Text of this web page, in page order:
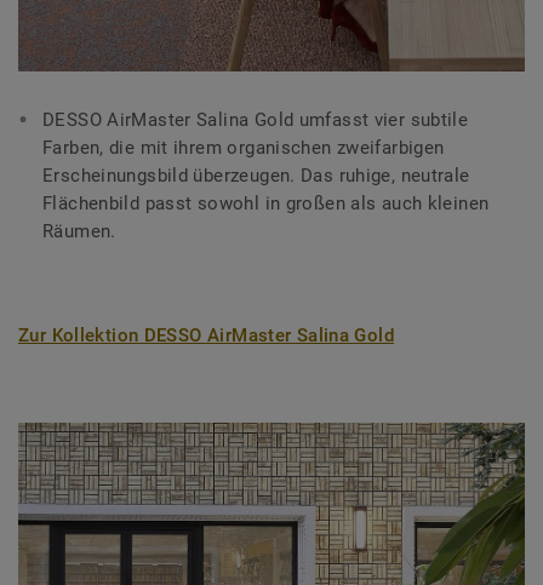
DESSO AirMaster Salina Gold umfasst vier subtile
Farben, die mit ihrem organischen zweifarbigen
Erscheinungsbild überzeugen. Das ruhige, neutrale
Flächenbild passt sowohl in großen als auch kleinen
Räumen.
Zur Kollektion DESSO AirMaster Salina Gold